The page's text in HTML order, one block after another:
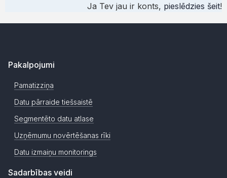
Ja Tev jau ir konts, pieslēdzies šeit!
Pakalpojumi
Pamatizziņa
Datu pārraide tiešsaistē
Segmentēto datu atlase
Uzņēmumu novērtēšanas rīki
Datu izmaiņu monitorings
Sadarbības veidi